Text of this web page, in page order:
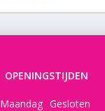
OPENINGSTIJDEN
Maandag Gesloten